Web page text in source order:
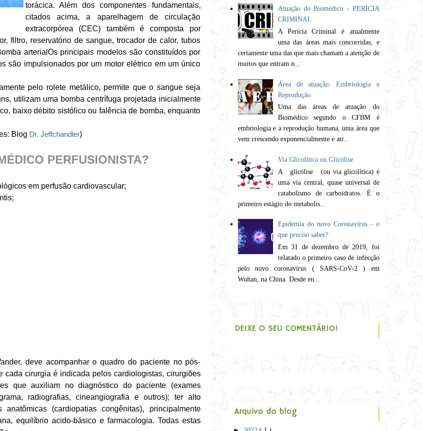
torácica. Além dos componentes fundamentais,
citados acima, a aparelhagem de circulação
extracorpórea (CEC) também é composta por
filtro, reservatório de sangue, trocador de calor, tubos
arterialOs principais modelos são constituídos por
são impulsionados por um motor elétrico em um único
pelo rolete metálico, permite que o sangue seja
utilizam uma bomba centrífuga projetada inicialmente
baixo débito sistólico ou falência de bomba, enquanto
Blog Dr. Jeffchandler)
PERFUSIONISTA?
em perfusão cardiovascular;
deve acompanhar o quadro do paciente no pós-
cada cirurgia é indicada pelos cardiologistas, cirurgiões
que auxiliam no diagnóstico do paciente (exames
radiografias, cineangiografia e outros); ter alto
(cardiopatias congênitas), principalmente
equilíbrio acido-básico e farmacologia. Todas estas
Atuação do Biomédico - PERÍCIA
CRIMINAL
A Perícia Criminal é atualmente
uma das áreas mais concorridas, e
certamente uma das que mais chamam a atenção de
muitos que entram n...
Área de atuação: Embriologia e
Reprodução
Uma das áreas de atuação do
Biomédico segundo o CFBM é
embriologia e a reprodução humana, uma área que
vem crescendo exponencialmente e atr...
Via Glicolítica ou Glicólise
A glicólise (ou via glicolítica) é
uma via central, quase universal de
catabolismo de carboidratos. É o
primeiro estágio do metabolis...
Epidemia do novo Coronavírus - o
que preciso saber?
Em 31 de dezembro de 2019, foi
relatado o primeiro caso de infecção
pelo novo coronavírus ( SARS-CoV-2 ) em
Wuhan, na China. Desde en...
DEIXE O SEU COMENTÁRIO!
Arquivo do blog